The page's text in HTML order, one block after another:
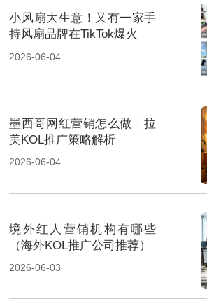
小风扇大生意！又有一家手
持风扇品牌在TikTok爆火
2026-06-04
墨西哥网红营销怎么做｜拉
美KOL推广策略解析
2026-06-04
境外红人营销机构有哪些
（海外KOL推广公司推荐）
2026-06-03